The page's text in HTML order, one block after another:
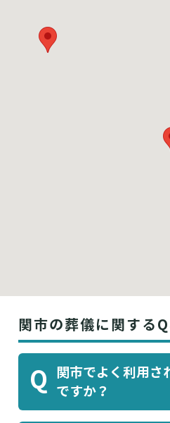
関市の葬儀に関する
Q
関市でよく利用さ
ですか？